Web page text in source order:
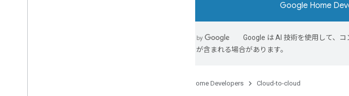
Google Home
Google は AI 技術を使用して、
には誤りが含まれる場合があります。
Google Home Developers Cloud-to-cloud